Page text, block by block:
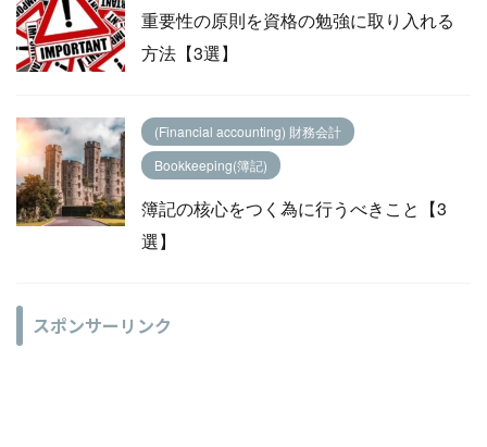
重要性の原則を資格の勉強に取り入れる
方法【3選】
(Financial accounting) 財務会計
Bookkeeping(簿記)
簿記の核心をつく為に行うべきこと【3
選】
スポンサーリンク